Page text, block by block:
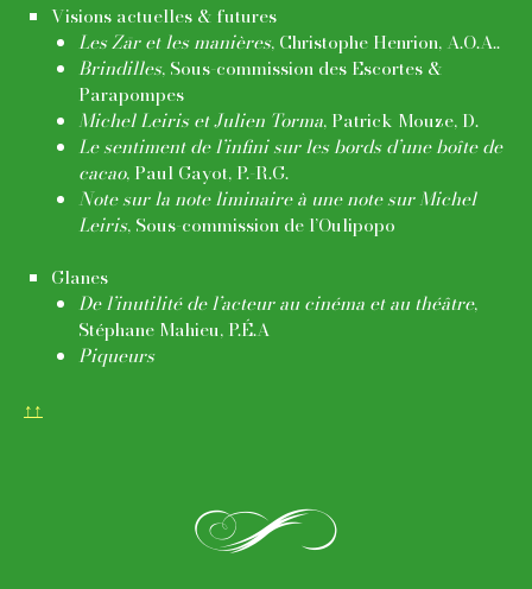
Visions actuelles & futures
Les Zār et les manières, Christophe Henrion, A.O.A..
Brindilles, Sous-commission des Escortes &
Parapompes
Michel Leiris et Julien Torma, Patrick Mouze, D.
Le sentiment de l’infini sur les bords d’une boîte de
cacao, Paul Gayot, P.-R.G.
Note sur la note liminaire à une note sur Michel
Leiris, Sous-commission de l’Oulipopo
Glanes
De l’inutilité de l’acteur au cinéma et au théâtre,
Stéphane Mahieu, P.É.A
Piqueurs
↑↑
l